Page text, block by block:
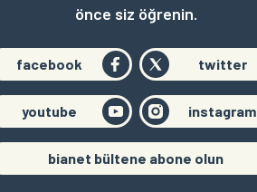
önce siz öğrenin.
facebook twitter
youtube instagram
bianet bültene abone olun